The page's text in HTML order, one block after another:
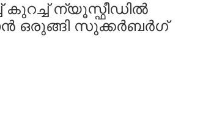
കുറച്ച് ന്യൂസ്ഫീഡിൽ
ഒരുങ്ങി സുക്കർബർഗ്